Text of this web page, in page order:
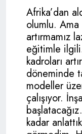
Afrika’dan
olumlu.
artırmamız
eğitimle
kadroları
döneminde
modeller
çalışıyor.
kadar